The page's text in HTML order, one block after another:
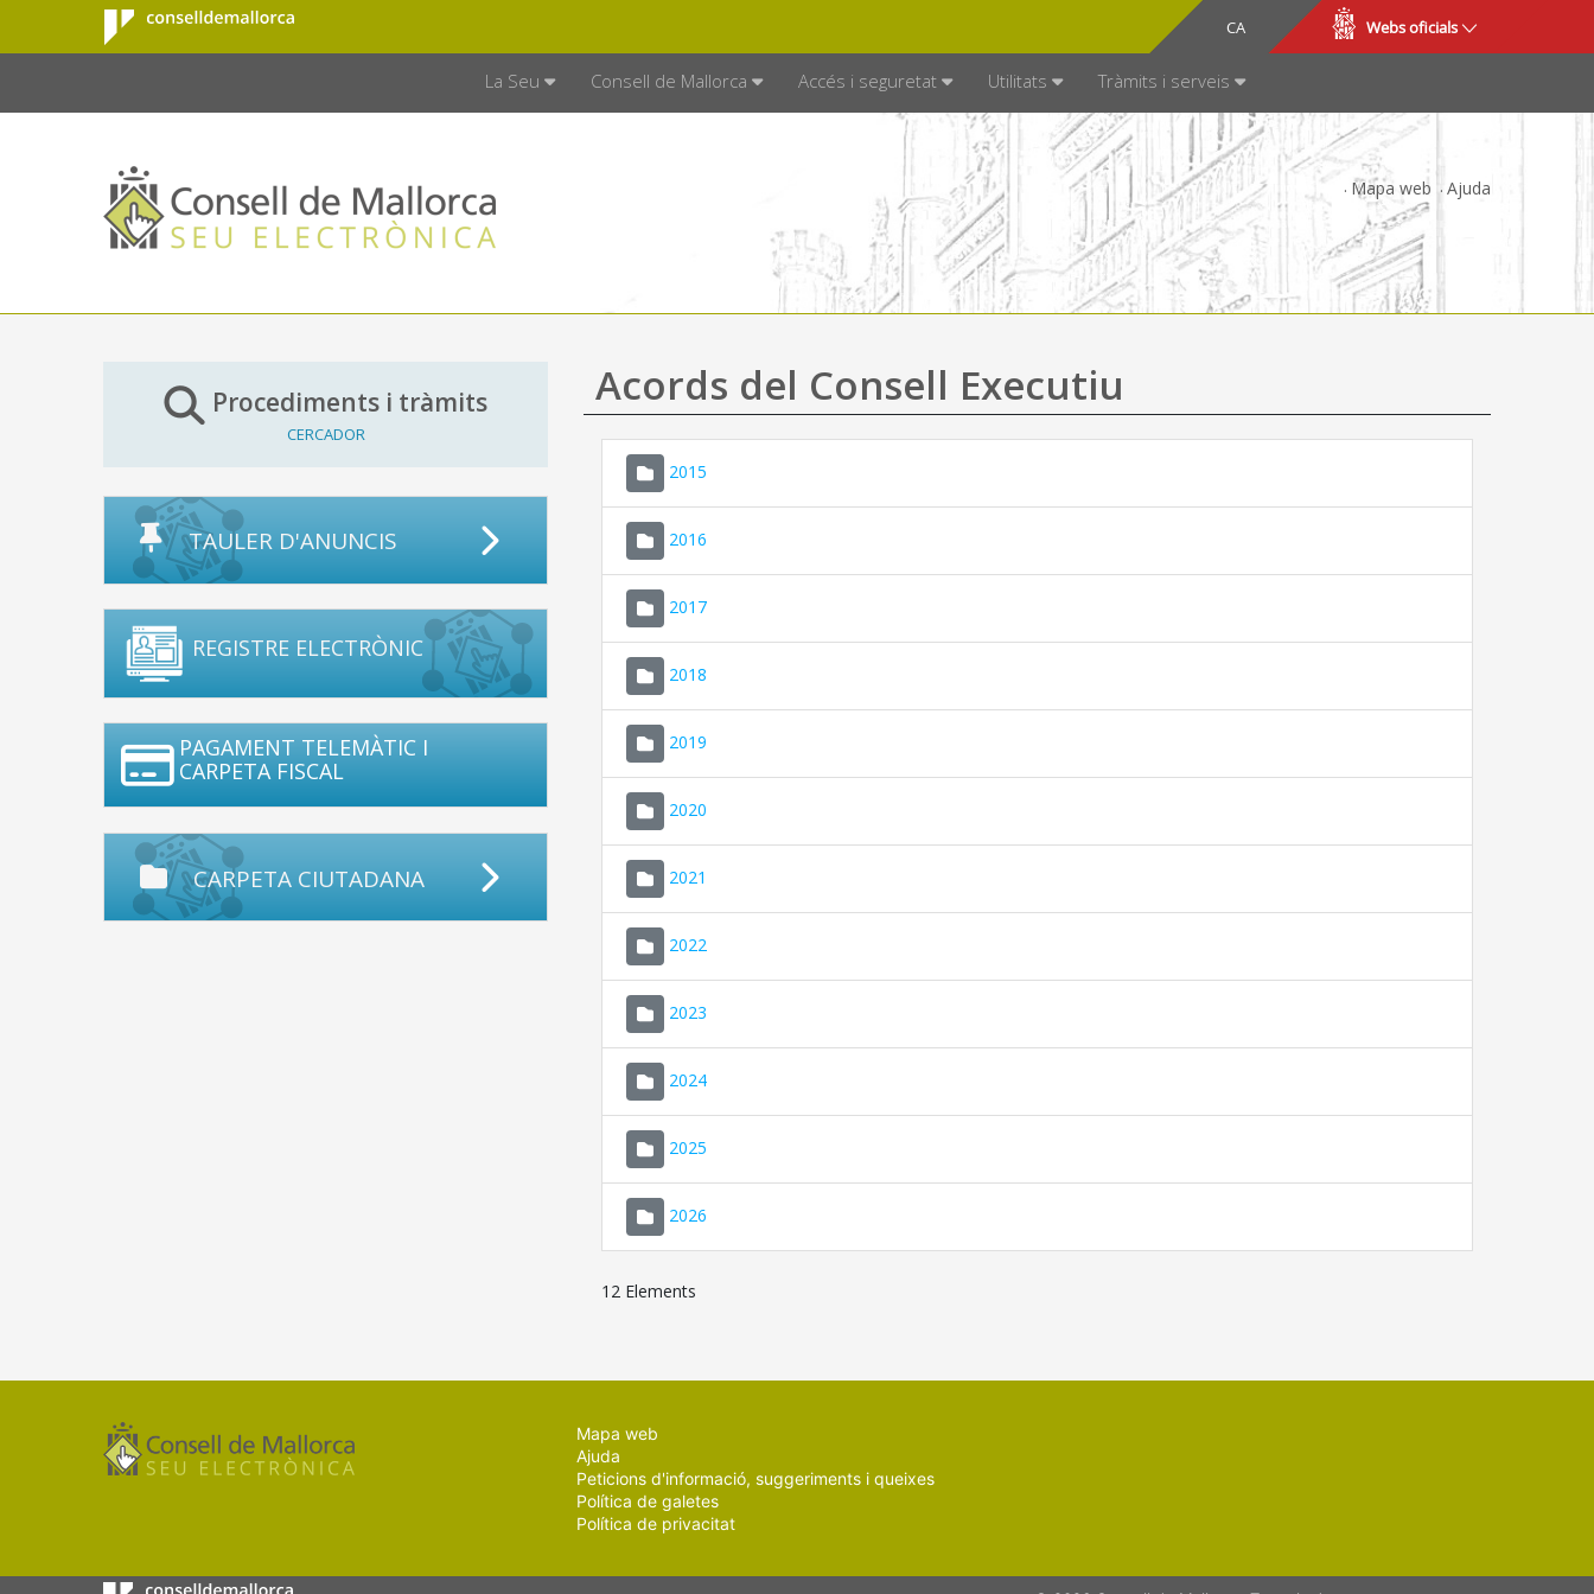
Salta al contingut principal
Consell de
Mallorca
CA
ES Webs oficials
La Seu Consell de Mallorca Accés i seguretat Utilitats Tràmits i serveis
Mapa web Ajuda
Procediments i tràmits
CERCADOR
TAULER D'ANUNCIS
REGISTRE ELECTRÒNIC
PAGAMENT TELEMÀTIC I
CARPETA FISCAL
CARPETA CIUTADANA
Acords del Consell Executiu
2015
2016
2017
2018
2019
2020
2021
2022
2023
2024
2025
2026
12 Elements
Mapa web
Ajuda
Peticions d'informació, suggeriments i queixes
Política de galetes
Política de privacitat